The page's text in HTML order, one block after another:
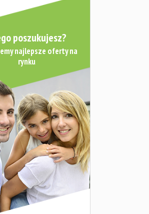
poszukujesz?
najlepsze oferty na
rynku